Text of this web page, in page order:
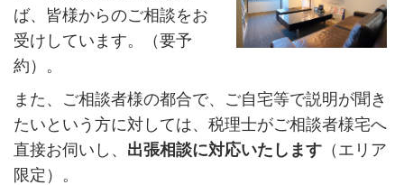
ば、皆様からのご相談をお
受けしています。（要予
約）。
また、ご相談者様の都合で、ご自宅等で説明が聞き
たいという方に対しては、税理士がご相談者様宅へ
直接お伺いし、 出張相談に対応いたします（エリア
限定）。